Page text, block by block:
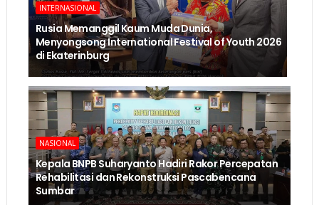
INTERNASIONAL
Rusia Memanggil Kaum Muda Dunia,
Menyongsong International Festival of Youth 2026
di Ekaterinburg
NASIONAL
Kepala BNPB Suharyanto Hadiri Rakor Percepatan
Rehabilitasi dan Rekonstruksi Pascabencana
Sumbar